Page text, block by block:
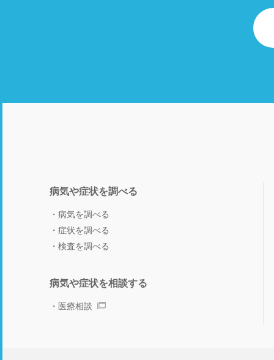
病気や症状を調べる
病気を調べる
症状を調べる
検査を調べる
病気や症状を相談する
医療相談